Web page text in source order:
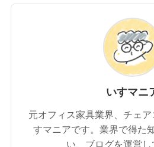
いすマニ
元オフィス家具業界、チェ
すマニアです。業界で得た
い、ブログを運営し